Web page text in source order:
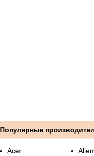
Популярные
Acer